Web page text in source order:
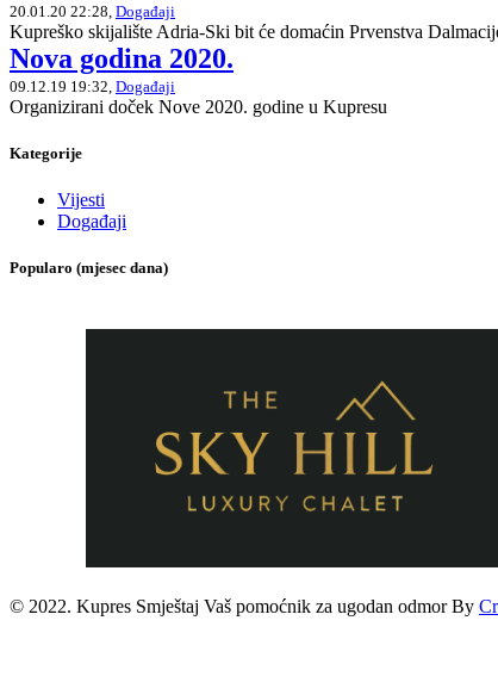
20.01.20 22:28, Događaji
Kupreško skijalište Adria-Ski bit će domaćin Prvenstva
Nova godina 2020.
09.12.19 19:32, Događaji
Organizirani doček Nove 2020. godine u Kupresu
Kategorije
Vijesti
Događaji
Popularo (mjesec dana)
© 2022. Kupres Smještaj Vaš pomoćnik za ugodan odmor By